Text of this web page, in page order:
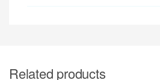
Related products